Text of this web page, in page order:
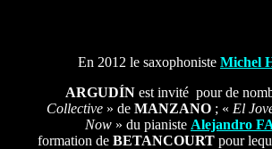
En 2012 le saxophoniste Michel
ARGUDÍN est invité pour de
Collective » de MANZANO ; « El
Now » du pianiste Alejandro
formation de BETANCOURT pour